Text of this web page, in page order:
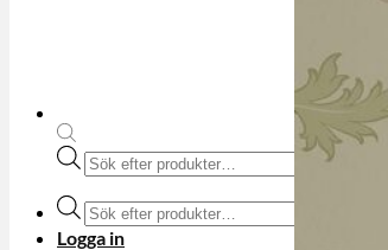
Produktsökning
Produktsökning
Logga in